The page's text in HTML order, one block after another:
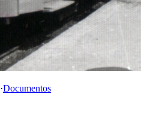
·Documentos